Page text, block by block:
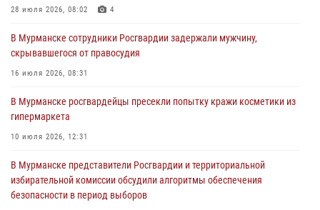
ресторане
30 июля 2026, 14:09
тактическое занятие совместно с МЧС России
30 июля 2026, 14:05
28 июля 2026, 08:02 4
В Мурманске сотрудники Росгвардии задержали мужчину,
скрывавшегося от правосудия
16 июля 2026, 08:31
В Мурманске росгвардейцы пресекли попытку кражи косметики из
гипермаркета
10 июля 2026, 12:31
В Мурманске представители Росгвардии и территориальной
избирательной комиссии обсудили алгоритмы обеспечения
безопасности в период выборов